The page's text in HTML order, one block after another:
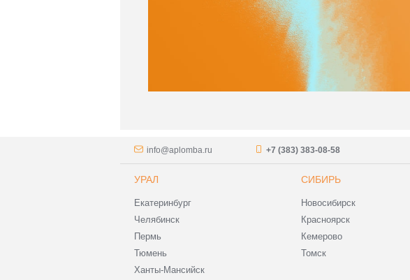
info@aplomba.ru +7 (383) 383-08-58
УРАЛ
Екатеринбург
Челябинск
Пермь
Тюмень
Ханты-Мансийск
СИБИРЬ
Новосибирск
Красноярск
Кемерово
Томск